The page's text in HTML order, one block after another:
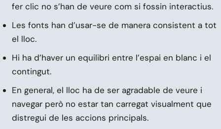
fer clic no s’han de veure com si fossin interactius.
Les fonts han d’usar-se de manera consistent a tot
el lloc.
Hi ha d’haver un equilibri entre l’espai en blanc i el
contingut.
En general, el lloc ha de ser agradable de veure i
navegar però no estar tan carregat visualment que
distregui de les accions principals.